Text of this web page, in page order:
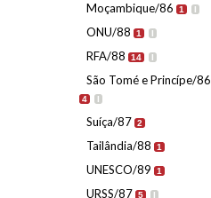
Moçambique/86 1 I
ONU/88 1 I
RFA/88 14 I
São Tomé e Princípe/86
4 I
Suíça/87 2
Tailândia/88 1
UNESCO/89 1
URSS/87 5 I